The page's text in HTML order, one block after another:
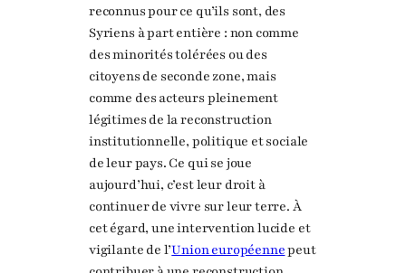
reconnus pour ce qu’ils sont, des
Syriens à part entière : non comme
des minorités tolérées ou des
citoyens de seconde zone, mais
comme des acteurs pleinement
légitimes de la reconstruction
institutionnelle, politique et sociale
de leur pays. Ce qui se joue
aujourd’hui, c’est leur droit à
continuer de vivre sur leur terre. À
cet égard, une intervention lucide et
vigilante de l’Union européennepeut